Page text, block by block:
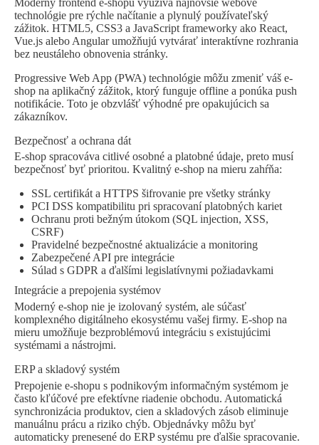
technológie pre rýchle načítanie a plynulý používateľský
zážitok. HTML5, CSS3 a JavaScript frameworky ako React,
Vue.js alebo Angular umožňujú vytvárať interaktívne rozhrania
bez neustáleho obnovenia stránky.
Progressive Web App (PWA) technológie môžu zmeniť váš e-
shop na aplikačný zážitok, ktorý funguje offline a ponúka push
notifikácie. Toto je obzvlášť výhodné pre opakujúcich sa
zákazníkov.
Bezpečnosť a ochrana dát
E-shop spracováva citlivé osobné a platobné údaje, preto musí
bezpečnosť byť prioritou. Kvalitný e-shop na mieru zahŕňa:
SSL certifikát a HTTPS šifrovanie pre všetky stránky
PCI DSS kompatibilitu pri spracovaní platobných kariet
Ochranu proti bežným útokom (SQL injection, XSS,
CSRF)
Pravidelné bezpečnostné aktualizácie a monitoring
Zabezpečené API pre integrácie
Súlad s GDPR a ďalšími legislatívnymi požiadavkami
Integrácie a prepojenia systémov
Moderný e-shop nie je izolovaný systém, ale súčasť
komplexného digitálneho ekosystému vašej firmy. E-shop na
mieru umožňuje bezproblémovú integráciu s existujúcimi
systémami a nástrojmi.
ERP a skladový systém
Prepojenie e-shopu s podnikovým informačným systémom je
často kľúčové pre efektívne riadenie obchodu. Automatická
synchronizácia produktov, cien a skladových zásob eliminuje
manuálnu prácu a riziko chýb. Objednávky môžu byť
automaticky prenesené do ERP systému pre ďalšie spracovanie.